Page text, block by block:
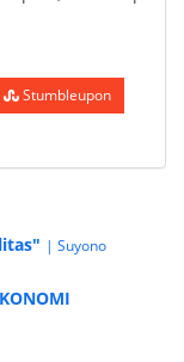
Stumbleupon
| Suyono